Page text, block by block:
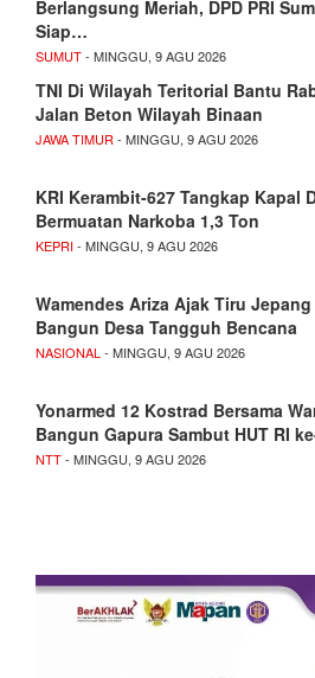
Berlangsung Meriah, DPD PRI
Siap…
SUMUT- MINGGU, 9 AGU 2026
TNI Di Wilayah Teritorial Bantu
Jalan Beton Wilayah Binaan
JAWA TIMUR- MINGGU, 9 AGU 2026
KRI Kerambit-627 Tangkap Kapal
Bermuatan Narkoba 1,3 Ton
KEPRI- MINGGU, 9 AGU 2026
Wamendes Ariza Ajak Tiru
Bangun Desa Tangguh Bencana
NASIONAL- MINGGU, 9 AGU 2026
Yonarmed 12 Kostrad Bersama
Bangun Gapura Sambut HUT RI
NTT- MINGGU, 9 AGU 2026